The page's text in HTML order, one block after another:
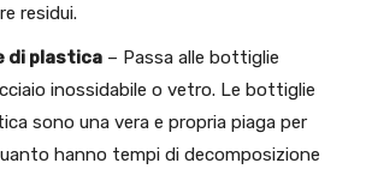
residui.
di plastica – Passa alle bottiglie
inossidabile o vetro. Le bottiglie
sono una vera e propria piaga per
hanno tempi di decomposizione